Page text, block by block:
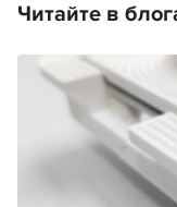
Читайте в